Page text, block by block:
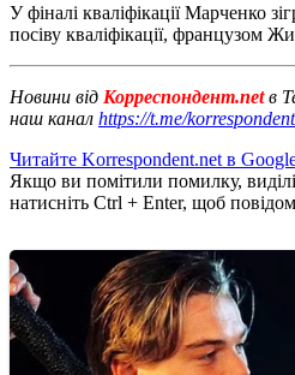
У фіналі кваліфікації Марченко
посіву кваліфікації, французом
Новини від Корреспондент.netв
наш канал https://t.me/
Читайте Korrespondent.net в
Якщо ви помітили помилку,
натисніть Ctrl + Enter, щоб